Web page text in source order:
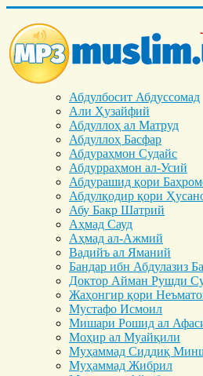
Абдулбосит Абдуссомад
Али Ҳузайфий
Абдуллоҳ ал Матруд
Абдуллоҳ Басфар
Абдураҳмон Судайс
Абдурраҳмон ал-Усий
Абдурашид қори
Абдулқодир қори
Абу Бакр Шатрий
Аҳмад Сауд
Аҳмад ал-Ажмий
Вадийъ ал Яманий
Бандар ибн Абдулазиз
Доктор Айман Рушди
Жаҳонгир қори
Мустафо Исмоил
Мишари Рошид ал
Моҳир ал Муайқили
Муҳаммад Cиддиқ
Муҳаммад Жибрил